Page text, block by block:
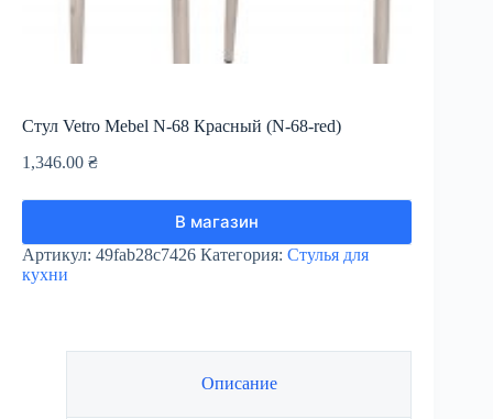
Стул Vetro Mebel N-68 Красный (N-68-red)
1,346.00 ₴
В магазин
Артикул: 49fab28c7426 Категория: Стулья для
кухни
Описание